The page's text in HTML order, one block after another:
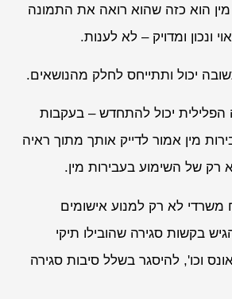
מין הוא כזה שהוא רואה את התמונה
ונכון ומדויק – לא לענות.
יכול ותתייחס לחלק מהנושאים.
הפלילית יכול להתחדש – בעקבות
מין אמור לדייק אותך מתוך ראיה
רק של השימוע בעבירות מין.
משרדי לא רק למנוע אישומים
בקשות סגירה שהובילו תיקי
וכו', להיסגר בשלל סיבות סגירה